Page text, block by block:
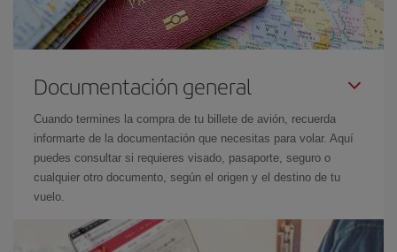
Documentación general
Cuando termines la compra de tu billete de avión, recuerda
informarte de la documentación que necesitas para volar. Aquí
puedes consultar si requieres visado, pasaporte, seguro o
cualquier otro documento, según el origen y el destino de tu
vuelo.